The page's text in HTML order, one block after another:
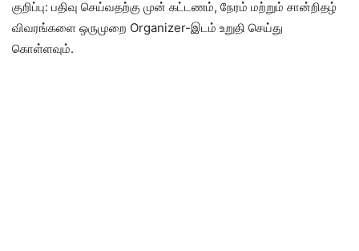
குறிப்பு: பதிவு செய்வதற்கு முன் கட்டணம், நேரம் மற்றும் சான்றிதழ்
விவரங்களை ஒருமுறை Organizer-இடம் உறுதி செய்து
கொள்ளவும்.